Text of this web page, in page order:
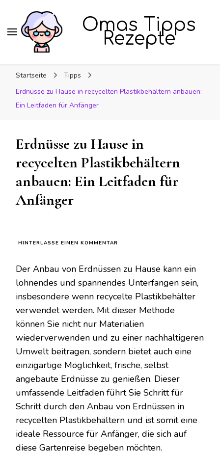
Omas Tipps
Rezepte
Startseite
Tipps
Erdnüsse zu Hause in recycelten Plastikbehältern anbauen:
Ein Leitfaden für Anfänger
Erdnüsse zu Hause in
recycelten Plastikbehältern
anbauen: Ein Leitfaden für
Anfänger
HINTERLASSE EINEN KOMMENTAR
HAUSE
RECYCELTEN
PLASTIKBEHÄLTERN
EIN
LEITFADEN
ANFÄNGER
Der Anbau von Erdnüssen zu Hause kann ein
lohnendes und spannendes Unterfangen sein,
insbesondere wenn recycelte Plastikbehälter
verwendet werden. Mit dieser Methode
können Sie nicht nur Materialien
wiederverwenden und zu einer nachhaltigeren
Umwelt beitragen, sondern bietet auch eine
einzigartige Möglichkeit, frische, selbst
angebaute Erdnüsse zu genießen. Dieser
umfassende Leitfaden führt Sie Schritt für
Schritt durch den Anbau von Erdnüssen in
recycelten Plastikbehältern und ist somit eine
ideale Ressource für Anfänger, die sich auf
diese Gartenreise begeben möchten.